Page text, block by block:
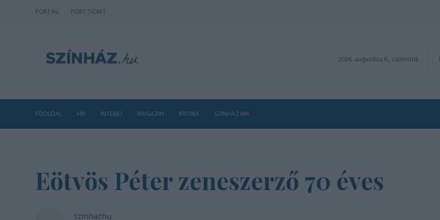
PORT.hu PORT TICKET
2026. augusztus 6., csütörtök
FŐOLDAL HÍR INTERJÚ MAGAZIN KRITIKA SZÍNHÁZ MA
Eötvös Péter zeneszerző 70 éves
szinhazhu